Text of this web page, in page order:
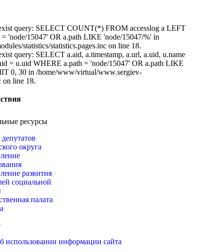
query: SELECT COUNT(*) FROM accesslog a LEFT
'node/15047' OR a.path LIKE 'node/15047/%' in
statistics/statistics.pages.inc on line 18.
query: SELECT a.aid, a.timestamp, a.url, a.uid, u.name
= u.uid WHERE a.path = 'node/15047' OR a.path LIKE
0, 30 in /home/www/virtual/www.sergiev-
on line 18.
ресурсы
округа
развития
социальной
палата
использовании информации сайта